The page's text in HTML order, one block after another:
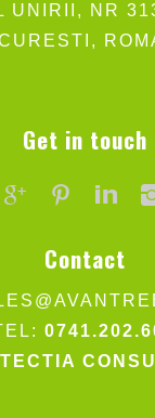
UNIRII, NR
Get in touch
Contact